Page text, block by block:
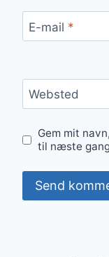
E-mail *
Websted
Gem mit
til næste